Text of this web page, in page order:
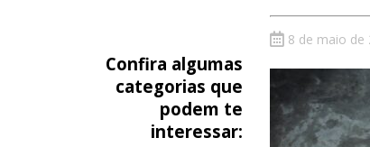
Confira algumas
categorias que
podem te
interessar:
8 de maio de